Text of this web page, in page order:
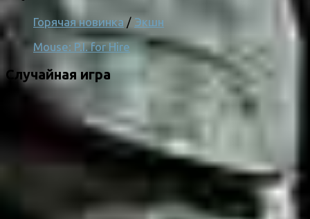
Горячая новинка / Экшн
Mouse: P.I. for Hire
Случайная игра